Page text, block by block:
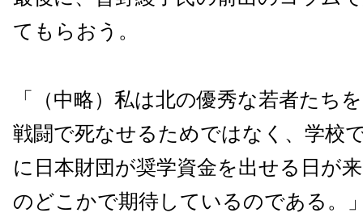
てもらおう。
「（中略）私は北の優秀な若者たち
戦闘で死なせるためではなく、学校
に日本財団が奨学資金を出せる日が
のどこかで期待しているのである。